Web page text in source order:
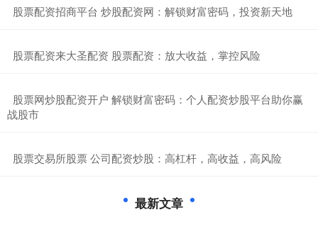
​股票配资招商平台 炒股配资网：解锁财富密码，投资新天地
​股票配资来大圣配资 股票配资：放大收益，掌控风险
​股票网炒股配资开户 解锁财富密码：个人配资炒股平台助你赢
战股市
​股票交易所股票 公司配资炒股：高杠杆，高收益，高风险
最新文章